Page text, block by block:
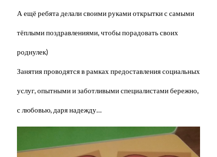
А ещё ребята делали своими руками открытки с самыми
тёплыми поздравлениями, чтобы порадовать своих
роднулек)
Занятия проводятся в рамках предоставления социальных
услуг, опытными и заботливыми специалистами бережно,
с любовью, даря надежду…